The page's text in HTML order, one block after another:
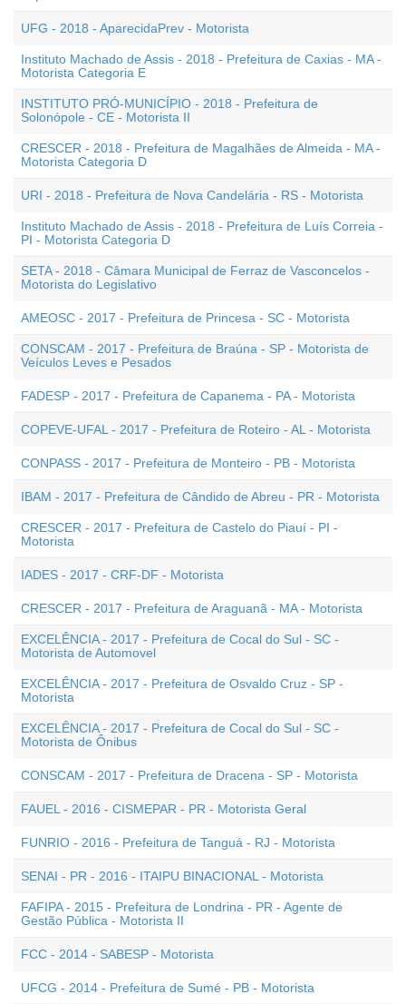
UFG - 2018 - AparecidaPrev - Motorista
Instituto Machado de Assis - 2018 - Prefeitura de Caxias - MA -
Motorista Categoria E
INSTITUTO PRÓ-MUNICÍPIO - 2018 - Prefeitura de
Solonópole - CE - Motorista II
CRESCER - 2018 - Prefeitura de Magalhães de Almeida - MA -
Motorista Categoria D
URI - 2018 - Prefeitura de Nova Candelária - RS - Motorista
Instituto Machado de Assis - 2018 - Prefeitura de Luís Correia -
PI - Motorista Categoria D
SETA - 2018 - Câmara Municipal de Ferraz de Vasconcelos -
Motorista do Legislativo
AMEOSC - 2017 - Prefeitura de Princesa - SC - Motorista
CONSCAM - 2017 - Prefeitura de Braúna - SP - Motorista de
Veículos Leves e Pesados
FADESP - 2017 - Prefeitura de Capanema - PA - Motorista
COPEVE-UFAL - 2017 - Prefeitura de Roteiro - AL - Motorista
CONPASS - 2017 - Prefeitura de Monteiro - PB - Motorista
IBAM - 2017 - Prefeitura de Cândido de Abreu - PR - Motorista
CRESCER - 2017 - Prefeitura de Castelo do Piauí - PI -
Motorista
IADES - 2017 - CRF-DF - Motorista
CRESCER - 2017 - Prefeitura de Araguanã - MA - Motorista
EXCELÊNCIA - 2017 - Prefeitura de Cocal do Sul - SC -
Motorista de Automovel
EXCELÊNCIA - 2017 - Prefeitura de Osvaldo Cruz - SP -
Motorista
EXCELÊNCIA - 2017 - Prefeitura de Cocal do Sul - SC -
Motorista de Ônibus
CONSCAM - 2017 - Prefeitura de Dracena - SP - Motorista
FAUEL - 2016 - CISMEPAR - PR - Motorista Geral
FUNRIO - 2016 - Prefeitura de Tanguá - RJ - Motorista
SENAI - PR - 2016 - ITAIPU BINACIONAL - Motorista
FAFIPA - 2015 - Prefeitura de Londrina - PR - Agente de
Gestão Pública - Motorista II
FCC - 2014 - SABESP - Motorista
UFCG - 2014 - Prefeitura de Sumé - PB - Motorista